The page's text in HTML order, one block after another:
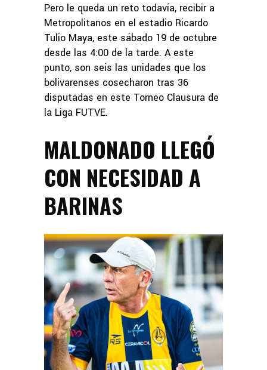
Pero le queda un reto todavía, recibir a
Metropolitanos en el estadio Ricardo
Tulio Maya, este sábado 19 de octubre
desde las 4:00 de la tarde. A este
punto, son seis las unidades que los
bolivarenses cosecharon tras 36
disputadas en este Torneo Clausura de
la Liga FUTVE.
MALDONADO LLEGÓ
CON NECESIDAD A
BARINAS